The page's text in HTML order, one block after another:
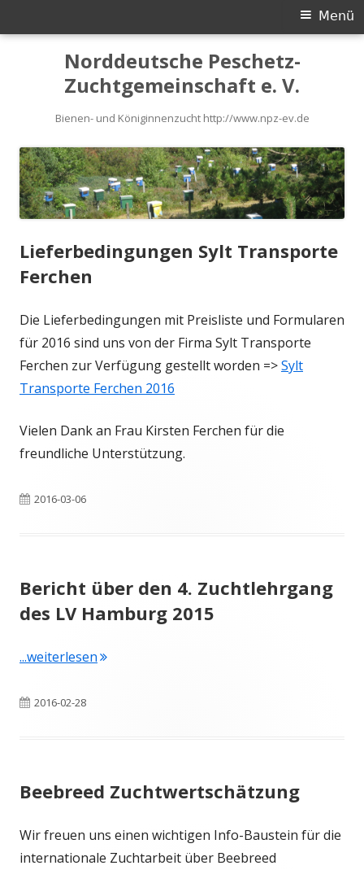
Norddeutsche Peschetz-
Zuchtgemeinschaft e. V.
Bienen- und Königinnenzucht http://www.npz-ev.de
Menü
AKTUELLES
Lieferbedingungen Sylt Transporte
Ferchen
Die Lieferbedingungen mit Preisliste und Formularen
für 2016 sind uns von der Firma Sylt Transporte
Ferchen zur Verfügung gestellt worden =>Sylt
Transporte Ferchen 2016
Vielen Dank an Frau Kirsten Ferchen für die
freundliche Unterstützung.
Veröffentlicht
2016-03-06
Bericht über den 4. Zuchtlehrgang
des LV Hamburg 2015
...weiterlesen"Bericht über den 4. Zuchtlehrgang des LV
Veröffentlicht
2016-02-28
Beebreed Zuchtwertschätzung
Wir freuen uns einen wichtigen Info-Baustein für die
internationale Zuchtarbeit über Beebreed